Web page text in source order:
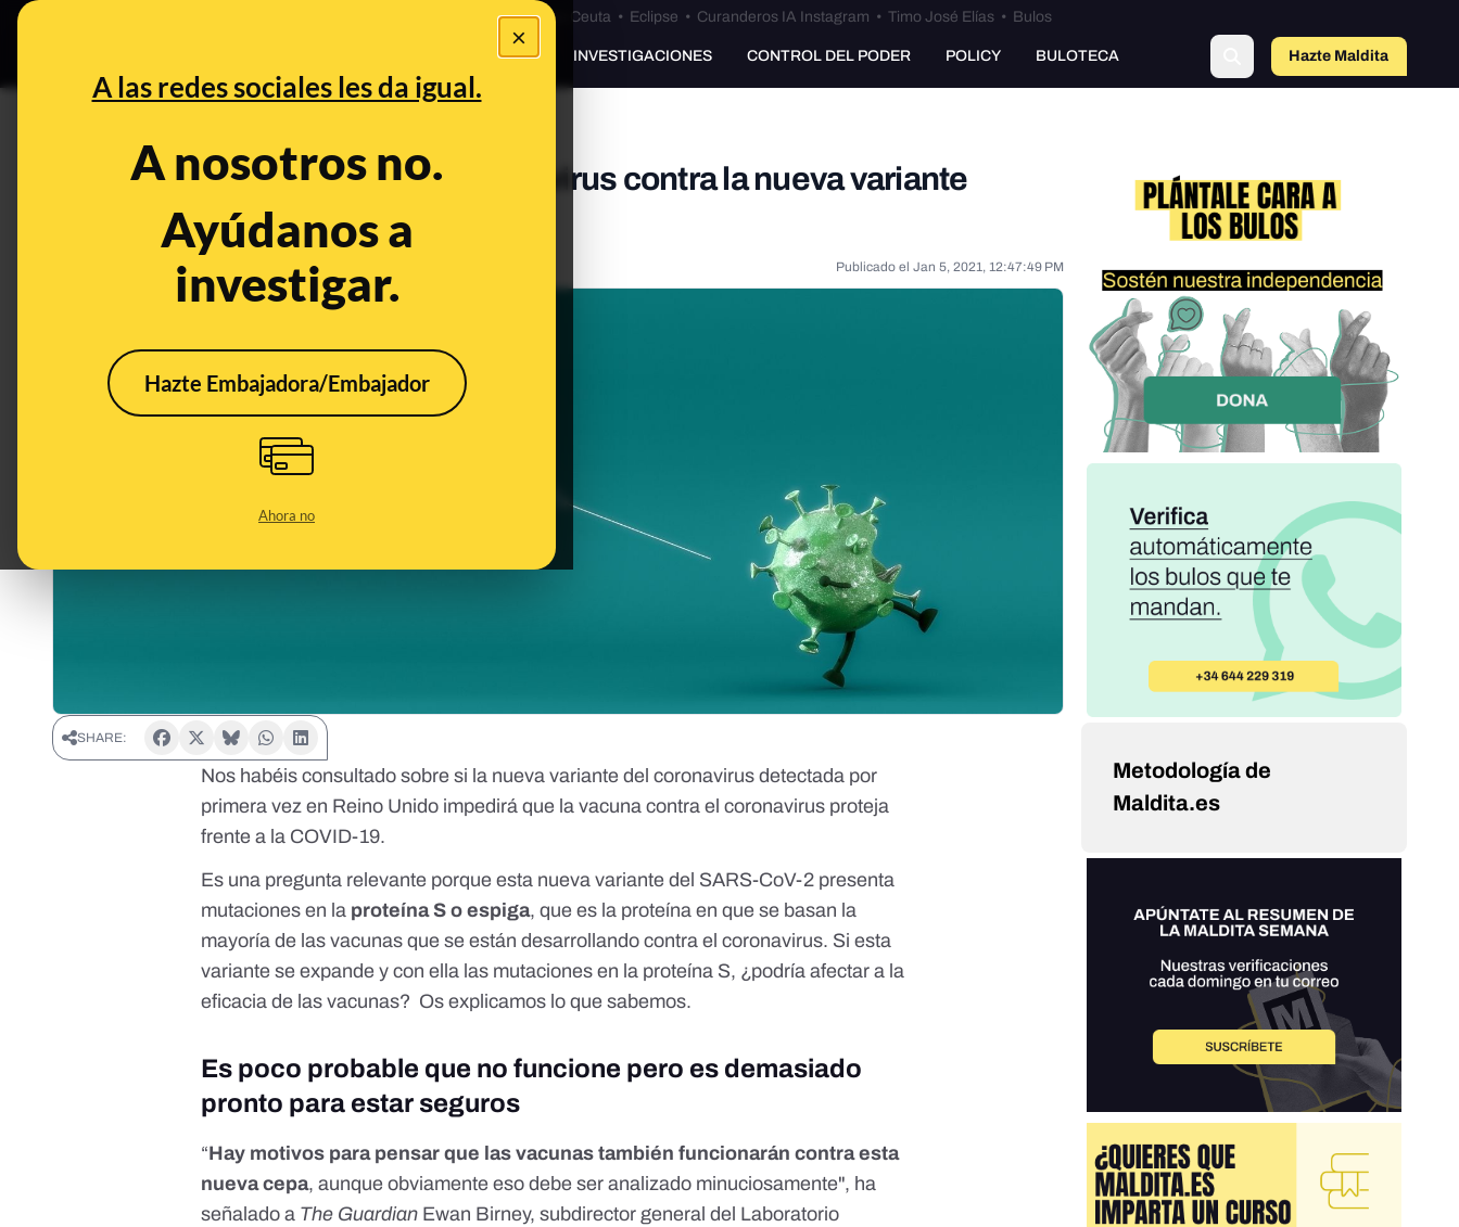
×
A las redes sociales les da igual.
A nosotros no.
Ayúdanos a
investigar.
Hazte Embajadora/Embajador
Ahora no
Especial Ceuta•Bulos Ceuta • Eclipse • Curanderos IA Instagram • Timo José Elías • Bulos
PREBUNKING INVESTIGACIONES CONTROL DEL PODER POLICY BULOTECA Hazte Maldita
¿Protegen las vacunas del coronavirus contra la nueva variante
surgida en Reino Unido?
Publicado el Jan 5, 2021, 12:47:49 PM
SHARE:
Nos habéis consultado sobre si la nueva variante del coronavirus detectada por
primera vez en Reino Unido impedirá que la vacuna contra el coronavirus proteja
frente a la COVID-19.
Es una pregunta relevante porque esta nueva variante del SARS-CoV-2 presenta
mutaciones en la proteína S o espiga, que es la proteína en que se basan la
mayoría de las vacunas que se están desarrollando contra el coronavirus. Si esta
variante se expande y con ella las mutaciones en la proteína S, ¿podría afectar a la
eficacia de las vacunas? Os explicamos lo que sabemos.
Es poco probable que no funcione pero es demasiado
pronto para estar seguros
“Hay motivos para pensar que las vacunas también funcionarán contra esta
nueva cepa, aunque obviamente eso debe ser analizado minuciosamente", ha
señalado a The Guardian Ewan Birney, subdirector general del Laboratorio
Metodología de
Maldita.es